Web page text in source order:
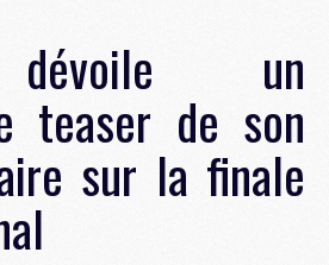
un
teaser de son
sur la finale